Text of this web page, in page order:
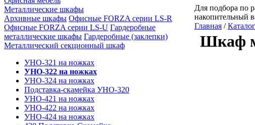
Металлические шкафы
Архивные шкафы Офисные FORZA серии LS-R
Офисные FORZA серии LS-U Гардеробные
металлические шкафы Гардеробные (заклепки)
Металлический секционный шкаф
УНО-321 на ножках
УНО-322 на ножках
УНО-324 на ножках
Подставка-скамейка УНО-320
УНО-421 на ножках
УНО-422 на ножках
УНО-424 на ножках
Для подбора по
накопительный
Главная /Каталог
Шкаф